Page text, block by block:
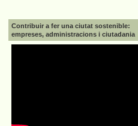
Contribuir a fer una ciutat sostenible:
empreses, administracions i ciutadania